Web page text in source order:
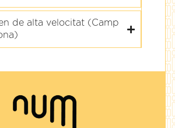
de alta velocitat (Camp